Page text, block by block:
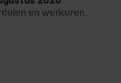
en werkuren.